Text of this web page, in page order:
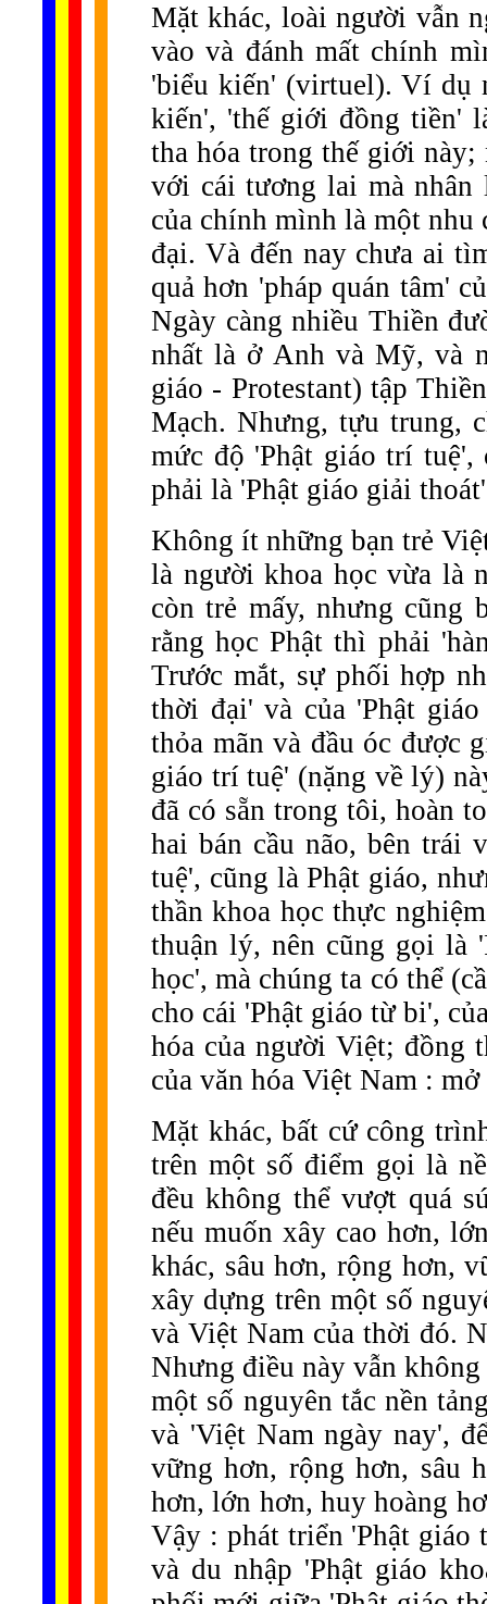
Mặt khác, loài người vẫn
vào và đánh mất chính
'biểu kiến' (virtuel). Ví dụ
kiến', 'thế giới đồng tiền'
tha hóa trong thế giới
với cái tương lai mà
của chính mình là một
đại. Và đến nay chưa ai
quả hơn 'pháp quán tâm'
Ngày càng nhiều Thiền
nhất là ở Anh và Mỹ, và
giáo - Protestant) tập
Mạch. Nhưng, tựu trung,
mức độ 'Phật giáo trí
phải là 'Phật giáo giải
Không ít những bạn trẻ
là người khoa học vừa là
còn trẻ mấy, nhưng cũng
rằng học Phật thì phải
Trước mắt, sự phối hợp
thời đại' và của 'Phật
thỏa mãn và đầu óc được
giáo trí tuệ' (nặng về lý)
đã có sẵn trong tôi, hoàn
hai bán cầu não, bên trái
tuệ', cũng là Phật giáo,
thần khoa học thực
thuận lý, nên cũng gọi là
học', mà chúng ta có thể
cho cái 'Phật giáo từ bi',
hóa của người Việt; đồng
của văn hóa Việt Nam :
Mặt khác, bất cứ công
trên một số điểm gọi là
đều không thể vượt quá
nếu muốn xây cao hơn,
khác, sâu hơn, rộng hơn,
xây dựng trên một số
và Việt Nam của thời đó.
Nhưng điều này vẫn
một số nguyên tắc nền
và 'Việt Nam ngày nay',
vững hơn, rộng hơn, sâu
hơn, lớn hơn, huy hoàng
Vậy : phát triển 'Phật giáo
và du nhập 'Phật giáo